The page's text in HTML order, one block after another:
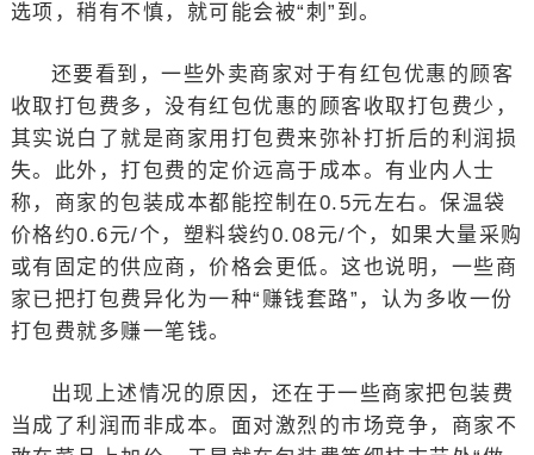
选项，稍有不慎，就可能会被“刺”到。
还要看到，一些外卖商家对于有红包优惠的顾客
收取打包费多，没有红包优惠的顾客收取打包费少，
其实说白了就是商家用打包费来弥补打折后的利润损
失。此外，打包费的定价远高于成本。有业内人士
称，商家的包装成本都能控制在0.5元左右。保温袋
价格约0.6元/个，塑料袋约0.08元/个，如果大量采购
或有固定的供应商，价格会更低。这也说明，一些商
家已把打包费异化为一种“赚钱套路”，认为多收一份
打包费就多赚一笔钱。
出现上述情况的原因，还在于一些商家把包装费
当成了利润而非成本。面对激烈的市场竞争，商家不